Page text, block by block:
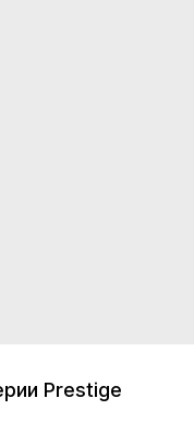
Prestige